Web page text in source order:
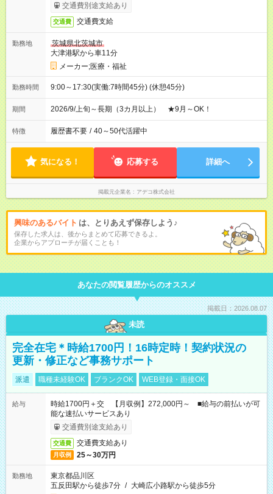
交通費別途支給あり
交通費 交通費支給
勤務地
茨城県北茨城市
大津港駅から車11分
メーカー;医療・福祉
勤務時間 9:00～17:30(実働:7時間45分) (休憩45分)
期間 2026/9/上旬～長期（3カ月以上） ★9月～OK！
特徴 履歴書不要 / 40～50代活躍中
気になる！ 応募する 詳細へ
掲載元企業名 アデコ株式会社
興味のあるバイト は、とりあえず保存しよう♪
保存した求人は、後からまとめて応募できるよ。
企業からアプローチが届くことも！
あなたの閲覧履歴からのオススメ
掲載日：2026.08.07
未読
完全在宅＊時給1700円！16時定時！契約状況の
更新・修正など事務サポート
派遣 職種未経験OK ブランクOK WEB登録・面接OK
給与
時給1700円＋交 【月収例】272,000円～ ■給与の前払いが可
能な速払いサービスあり
交通費別途支給あり
交通費 交通費支給あり
月収例 25～30万円
勤務地
東京都品川区
五反田駅から徒歩7分 / 大崎広小路駅から徒歩5分